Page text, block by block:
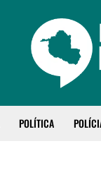
POLÍTICA